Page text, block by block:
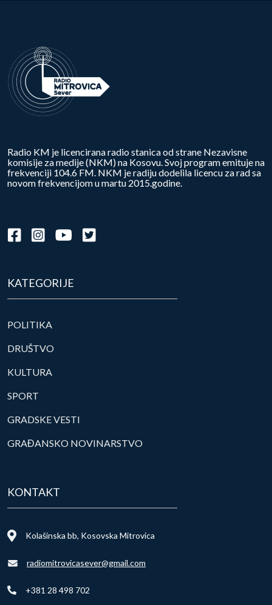
Radio KM je licencirana radio stanica od strane Nezavisne
komisije za medije (NKM) na Kosovu. Svoj program emituje na
frekvenciji 104.6 FM. NKM je radiju dodelila licencu za rad sa
novom frekvencijom u martu 2015.godine.
KATEGORIJE
POLITIKA
DRUŠTVO
KULTURA
SPORT
GRADSKE VESTI
GRAĐANSKO NOVINARSTVO
KONTAKT
Kolašinska bb, Kosovska Mitrovica
radiomitrovicasever@gmail.com
+381 28 498 702